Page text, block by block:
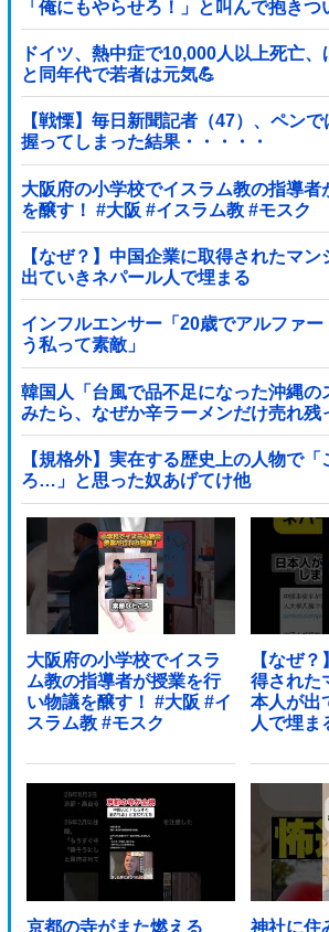
「俺にもやらせろ！」と叫んで抱き
連行され〇〇扱いされる悲劇へ←機転
裏目に出すぎて惨事
ドイツ、熱中症で10,000人以上死亡
と同年代で若者は元気💪
【戦慄】毎日新聞記者（47）、ペン
握ってしまった結果・・・・・
大阪府の小学校でイスラム教の指導者
を醸す！ #大阪 #イスラム教 #モスク
【なぜ？】中国企業に取得されたマ
出ていきネパール人で埋まる
インフルエンサー「20歳でアルファ
う私って素敵」
韓国人「台風で品不足になった沖縄の
みたら、なぜか辛ラーメンだけ売れ残
す…」
【規格外】実在する歴史上の人物で
ろ…」と思った奴あげてけ他
大阪府の小学校でイスラ
ム教の指導者が授業を行
い物議を醸す！ #大阪 #イ
スラム教 #モスク
【なぜ
得された
本人が出
人で埋ま
京都の寺がまた燃える
神社に住